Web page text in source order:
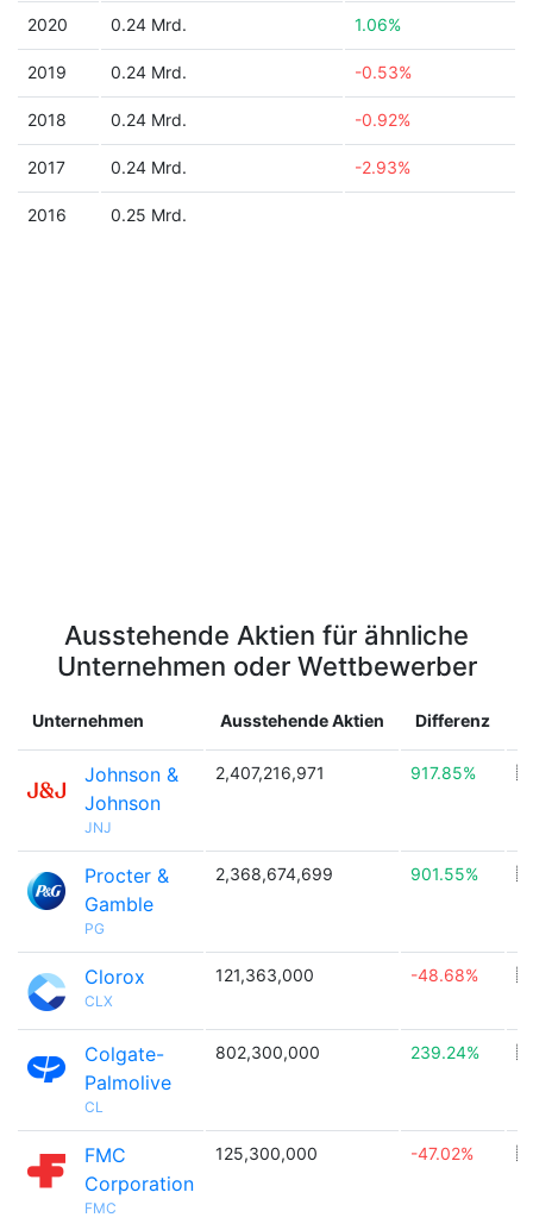
2020 0.24 Mrd. 1.06%
2019 0.24 Mrd. -0.53%
2018 0.24 Mrd. -0.92%
2017 0.24 Mrd. -2.93%
2016 0.25 Mrd.
Ausstehende Aktien für ähnliche
Unternehmen oder Wettbewerber
Unternehmen Ausstehende Aktien Differenz
Johnson &
Johnson
JNJ
2,407,216,971 917.85%
Procter &
Gamble
PG
2,368,674,699 901.55%
Clorox
CLX
121,363,000 -48.68%
Colgate-
Palmolive
CL
802,300,000 239.24%
FMC
Corporation
FMC
125,300,000 -47.02%